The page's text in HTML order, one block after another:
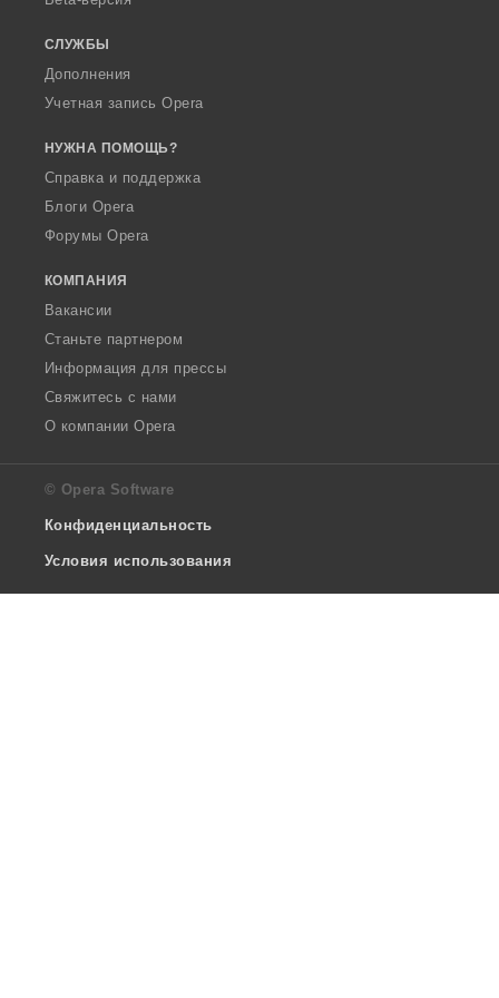
СЛУЖБЫ
Дополнения
Учетная запись Opera
НУЖНА ПОМОЩЬ?
Справка и поддержка
Блоги Opera
Форумы Opera
КОМПАНИЯ
Вакансии
Станьте партнером
Информация для прессы
Свяжитесь с нами
О компании Opera
© Opera Software
Конфиденциальность
Условия использования